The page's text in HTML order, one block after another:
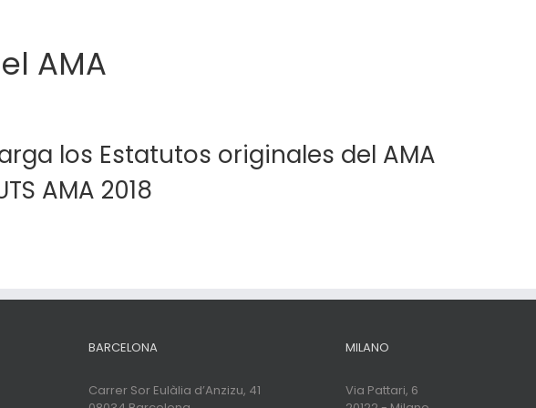
AMA
los Estatutos originales del AMA
AMA 2018
BARCELONA
Carrer Sor Eulàlia d’Anzizu, 41
MILANO
Via Pattari, 6